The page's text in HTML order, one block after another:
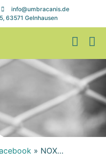
info@umbracanis.de
63571 Gelnhausen
» NOX…